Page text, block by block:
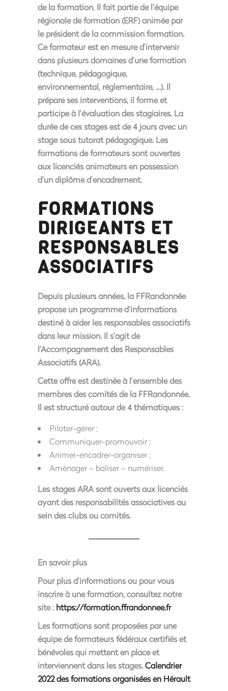
de la formation. Il fait partie de l’équipe
régionale de formation (ERF) animée par
le président de la commission formation.
Ce formateur est en mesure d’intervenir
dans plusieurs domaines d’une formation
(technique, pédagogique,
environnemental, réglementaire, …). Il
prépare ses interventions, il forme et
participe à l’évaluation des stagiaires. La
durée de ces stages est de 4 jours avec un
stage sous tutorat pédagogique. Les
formations de formateurs sont ouvertes
aux licenciés animateurs en possession
d’un diplôme d’encadrement.
FORMATIONS
DIRIGEANTS ET
RESPONSABLES
ASSOCIATIFS
Depuis plusieurs années, la FFRandonnée
propose un programme d’informations
destiné à aider les responsables associatifs
dans leur mission. Il s’agit de
l’Accompagnement des Responsables
Associatifs (ARA).
Cette offre est destinée à l’ensemble des
membres des comités de la FFRandonnée.
Il est structuré autour de 4 thématiques :
Piloter-gérer ;
Communiquer-promouvoir ;
Animer-encadrer-organiser ;
Aménager – baliser – numériser.
Les stages ARA sont ouverts aux licenciés
ayant des responsabilités associatives au
sein des clubs ou comités.
En savoir plus
Pour plus d’informations ou pour vous
inscrire à une formation, consultez notre
site : https://formation.ffrandonnee.fr
Les formations sont proposées par une
équipe de formateurs fédéraux certifiés et
bénévoles qui mettent en place et
interviennent dans les stages.Calendrier
2022 des formations organisées en Hérault